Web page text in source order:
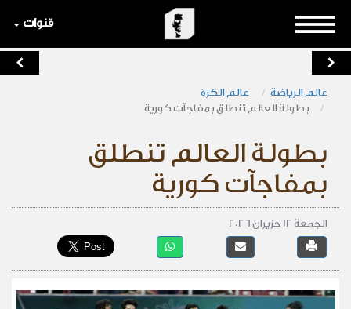
قنوات
عالم الرياضة
عالم الكرة
بطولة العالم تنطلق بمفاجآت كورية
بطولة العالم تنطلق
بمفاجآت كورية
الجمعة 12 حزيران 2026